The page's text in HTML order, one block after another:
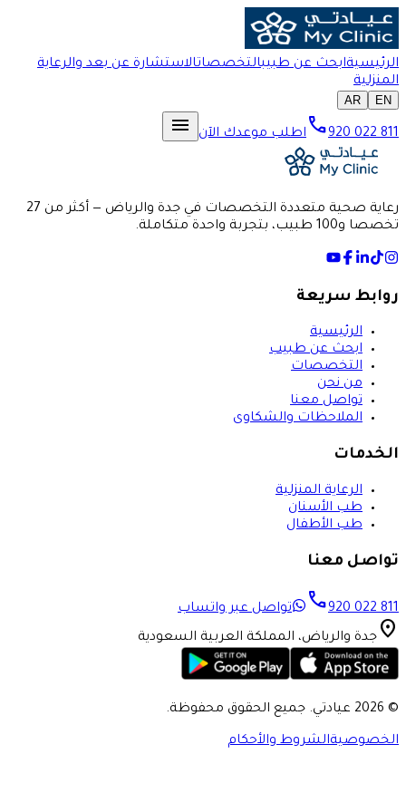
الرئيسيةابحث عن طبيبالتخصصاتالاستشارة عن بعد والرعاية
المنزلية
EN
AR
call920 022 811 اطلب موعدك الآن menu
رعاية صحية متعددة التخصصات في جدة والرياض — أكثر من 27
تخصصا و100 طبيب، بتجربة واحدة متكاملة.
روابط سريعة
الرئيسية
ابحث عن طبيب
التخصصات
من نحن
تواصل معنا
الملاحظات والشكاوى
الخدمات
الرعاية المنزلية
طب الأسنان
طب الأطفال
تواصل معنا
call920 022 811 تواصل عبر واتساب
location_on جدة والرياض، المملكة العربية السعودية
© 2026 عيادتي. جميع الحقوق محفوظة.
الخصوصيةالشروط والأحكام